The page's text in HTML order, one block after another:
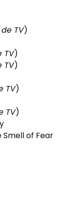
TV)
TV)
TV)
TV)
TV)
Smell of Fear